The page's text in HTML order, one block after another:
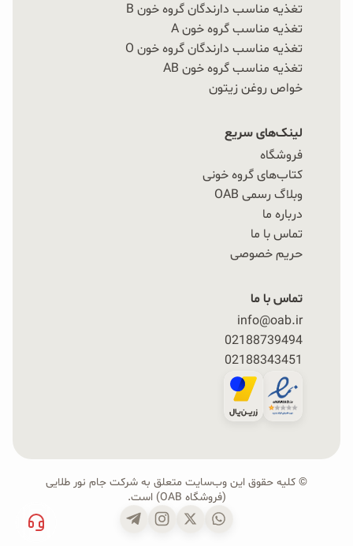
تغذیه مناسب دارندگان گروه خون B
تغذیه مناسب گروه خون A
تغذیه مناسب دارندگان گروه خون O
تغذیه مناسب گروه خون AB
خواص روغن زیتون
لینک‌های سریع
فروشگاه
کتاب‌های گروه خونی
وبلاگ رسمی OAB
درباره ما
تماس با ما
حریم خصوصی
تماس با ما
info@oab.ir
02188739494
02188343451
© کلیه حقوق این وب‌سایت متعلق به شرکت جام نور طلایی
(فروشگاه OAB) است.